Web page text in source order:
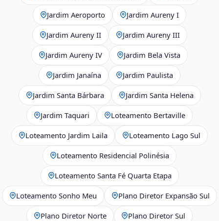
Jardim Aeroporto Jardim Aureny I
Jardim Aureny II Jardim Aureny III
Jardim Aureny IV Jardim Bela Vista
Jardim Janaína Jardim Paulista
Jardim Santa Bárbara Jardim Santa Helena
Jardim Taquari Loteamento Bertaville
Loteamento Jardim Laila Loteamento Lago Sul
Loteamento Residencial Polinésia
Loteamento Santa Fé Quarta Etapa
Loteamento Sonho Meu Plano Diretor Expansão Sul
Plano Diretor Norte Plano Diretor Sul